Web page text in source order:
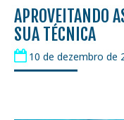
APROVEITANDO
SUA TÉCNICA
10 de dezembro de